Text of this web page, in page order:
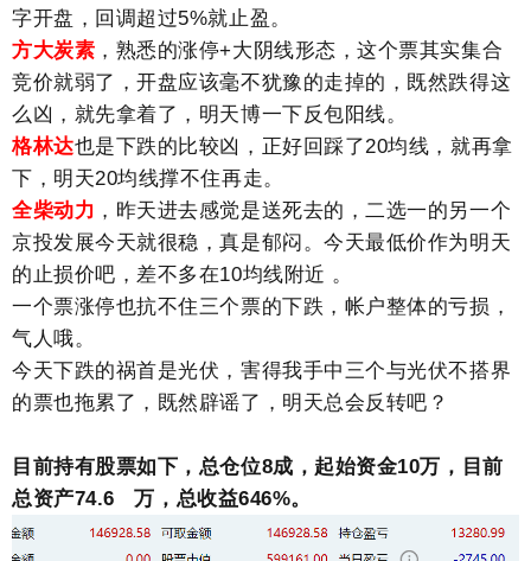
字开盘，回调超过5%就止盈。
方大炭素 ，熟悉的涨停+大阴线形态，这个票其实集合
竞价就弱了，开盘应该毫不犹豫的走掉的，既然跌得这
么凶，就先拿着了，明天博一下反包阳线。
格林达也是下跌的比较凶，正好回踩了20均线，就再拿
下，明天20均线撑不住再走。
全柴动力 ，昨天进去感觉是送死去的，二选一的另一个
京投发展今天就很稳，真是郁闷。今天最低价作为明天
的止损价吧，差不多在10均线附近 。
一个票涨停也抗不住三个票的下跌，帐户整体的亏损，
气人哦。
今天下跌的祸首是光伏，害得我手中三个与光伏不搭界
的票也拖累了，既然辟谣了，明天总会反转吧？
目前持有股票如下，总仓位8成，起始资金10万，目前
总资产74.6 万，总收益646%。